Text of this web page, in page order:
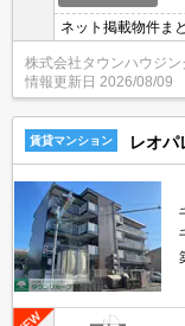
ネット掲載物件ま
ウジング】にお任
は事前にご相談く
株式会社タウンハウジ
情報更新日 2026/08/09
賃貸マンション レオ